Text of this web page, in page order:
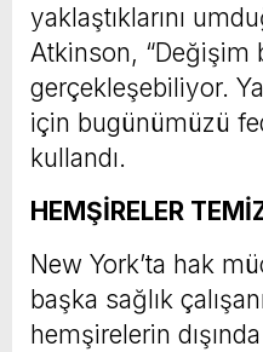
yaklaştıklarını
Atkinson, “Değişim
gerçekleşebiliyor.
için bugünümüzü
kullandı.
HEMŞİRELER
New York’ta hak
başka sağlık
hemşirelerin